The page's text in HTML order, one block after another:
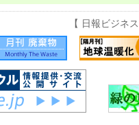
【 日報ビジネ